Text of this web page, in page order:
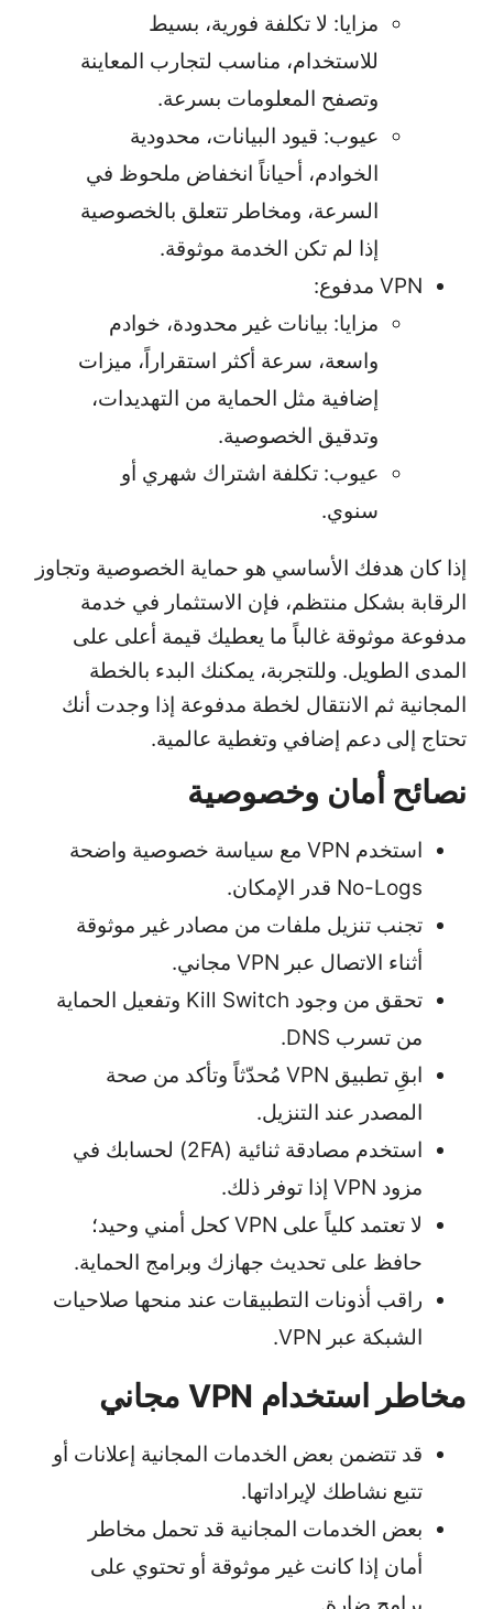
مزايا: لا تكلفة فورية، بسيط
للاستخدام، مناسب لتجارب المعاينة
وتصفح المعلومات بسرعة.
عيوب: قيود البيانات، محدودية
الخوادم، أحياناً انخفاض ملحوظ في
السرعة، ومخاطر تتعلق بالخصوصية
إذا لم تكن الخدمة موثوقة.
VPN مدفوع:
مزايا: بيانات غير محدودة، خوادم
واسعة، سرعة أكثر استقراراً، ميزات
إضافية مثل الحماية من التهديدات،
وتدقيق الخصوصية.
عيوب: تكلفة اشتراك شهري أو
سنوي.
إذا كان هدفك الأساسي هو حماية الخصوصية وتجاوز
الرقابة بشكل منتظم، فإن الاستثمار في خدمة
مدفوعة موثوقة غالباً ما يعطيك قيمة أعلى على
المدى الطويل. وللتجربة، يمكنك البدء بالخطة
المجانية ثم الانتقال لخطة مدفوعة إذا وجدت أنك
تحتاج إلى دعم إضافي وتغطية عالمية.
نصائح أمان وخصوصية
استخدم VPN مع سياسة خصوصية واضحة
No-Logs قدر الإمكان.
تجنب تنزيل ملفات من مصادر غير موثوقة
أثناء الاتصال عبر VPN مجاني.
تحقق من وجود Kill Switch وتفعيل الحماية
من تسرب DNS.
ابقِ تطبيق VPN مُحدّثاً وتأكد من صحة
المصدر عند التنزيل.
استخدم مصادقة ثنائية (2FA) لحسابك في
مزود VPN إذا توفر ذلك.
لا تعتمد كلياً على VPN كحل أمني وحيد؛
حافظ على تحديث جهازك وبرامج الحماية.
راقب أذونات التطبيقات عند منحها صلاحيات
الشبكة عبر VPN.
مخاطر استخدام VPN مجاني
قد تتضمن بعض الخدمات المجانية إعلانات أو
تتبع نشاطك لإيراداتها.
بعض الخدمات المجانية قد تحمل مخاطر
أمان إذا كانت غير موثوقة أو تحتوي على
برامج ضارة.